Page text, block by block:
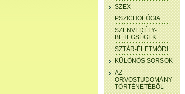
SZEX
PSZICHOLÓGIA
SZENVEDÉLY-
BETEGSÉGEK
SZTÁR-ÉLETMÓDI
KÜLÖNÖS SORSOK
AZ
ORVOSTUDOMÁNY
TÖRTÉNETÉBŐL